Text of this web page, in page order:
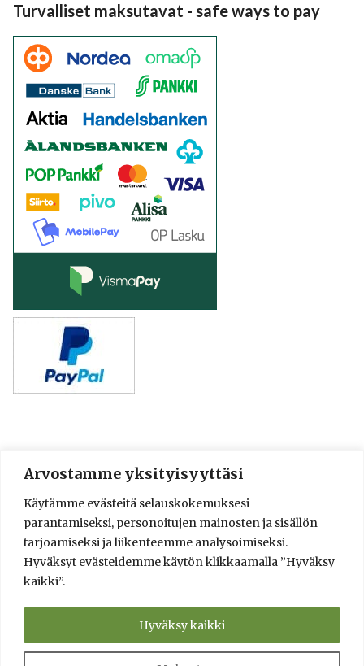
Arvostamme yksityisyyttäsi
Käytämme evästeitä selauskokemuksesi
parantamiseksi, personoitujen mainosten ja sisällön
tarjoamiseksi ja liikenteemme analysoimiseksi.
Hyväksyt evästeidemme käytön klikkaamalla ”Hyväksy
kaikki”.
Hyväksy kaikki
Turvalliset maksutavat - safe ways to pay
© 2016-2025 Lassi A. Liikkanen
info@saunologia.fi
Facebook
LinkedIn
Instagram
Brief in English
Yksityisyyden suoja ja toimitusehdot
Kysy!Tietolähteet